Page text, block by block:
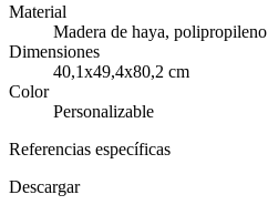
Material
Madera de haya,
Dimensiones
40,1x49,4x80,2 cm
Color
Personalizable
Referencias específicas
Descargar